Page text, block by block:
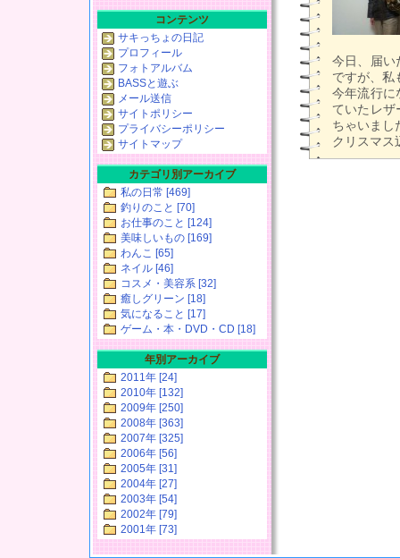
今日、届い
ですが、私
今年流行に
ていたレザ
ちゃいまし
クリスマス
コンテンツ
サキっちょの日記
プロフィール
フォトアルバム
BASSと遊ぶ
メール送信
サイトポリシー
プライバシーポリシー
サイトマップ
カテゴリ別アーカイブ
私の日常 [469]
釣りのこと [70]
お仕事のこと [124]
美味しいもの [169]
わんこ [65]
ネイル [46]
コスメ・美容系 [32]
癒しグリーン [18]
気になること [17]
ゲーム・本・DVD・CD [18]
年別アーカイブ
2011年 [24]
2010年 [132]
2009年 [250]
2008年 [363]
2007年 [325]
2006年 [56]
2005年 [31]
2004年 [27]
2003年 [54]
2002年 [79]
2001年 [73]